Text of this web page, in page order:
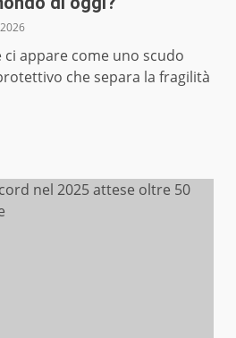
ci appare come uno scudo
che separa la fragilità